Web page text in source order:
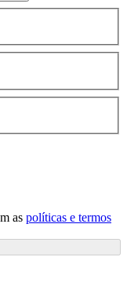
as políticas e termos